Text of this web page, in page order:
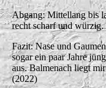
Abgang: Mittellang bis
recht scharf und
Fazit: Nase und
sogar ein paar Jahre
aus. Balmenach liegt
(2022)